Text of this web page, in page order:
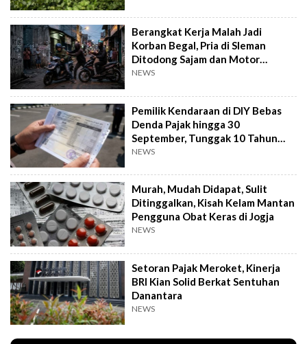
Berangkat Kerja Malah Jadi
Korban Begal, Pria di Sleman
Ditodong Sajam dan Motor
Digasak
NEWS
Pemilik Kendaraan di DIY Bebas
Denda Pajak hingga 30
September, Tunggak 10 Tahun
Cukup Bayar 5 Tahun
NEWS
Murah, Mudah Didapat, Sulit
Ditinggalkan, Kisah Kelam Mantan
Pengguna Obat Keras di Jogja
NEWS
Setoran Pajak Meroket, Kinerja
BRI Kian Solid Berkat Sentuhan
Danantara
NEWS